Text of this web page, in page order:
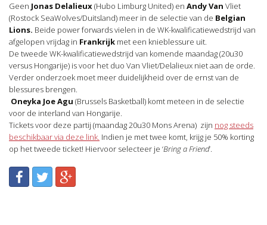
Geen Jonas Delalieux(Hubo Limburg United) en Andy Van Vliet
(Rostock SeaWolves/Duitsland) meer in de selectie van de Belgian
Lions. Beide power forwards vielen in de WK-kwalificatiewedstrijd van
afgelopen vrijdag in Frankrijk met een knieblessure uit.
De tweede WK-kwalificatiewedstrijd van komende maandag (20u30
versus Hongarije) is voor het duo Van Vliet/Delalieux niet aan de orde.
Verder onderzoek moet meer duidelijkheid over de ernst van de
blessures brengen.
Oneyka Joe Agu (Brussels Basketball) komt meteen in de selectie
voor de interland van Hongarije.
Tickets voor deze partij (maandag 20u30 Mons Arena) zijn nog steeds
beschikbaar via deze link. Indien je met twee komt, krijg je 50% korting
op het tweede ticket! Hiervoor selecteer je ‘Bring a Friend’.